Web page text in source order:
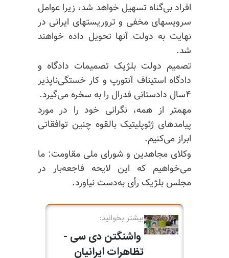
افراد بی‌گناه تسهیل خواهد شد، زیرا عوامل
سرویسهای مخفی و تروریستهای ایرانی در
نهایت به دولت آنها تحویل داده خواهند
شد.
تصمیم دولت بلژیک تصمیمات دادگاه و
دادگاه استیناف آنتورپ و کار خستگی‌ناپذیر
۴سال دادستانی فدرال را به سخره می‌گیرد.
مهمتر از همه، نگرانی خود را در مورد
پیامدهای ژئوپلیتیک بالقوه چنین توافقاتی
ابراز می‌کنیم.
وکلای مجاهدین و شورای ملی مقاومت: ما
می‌خواهیم که این لایحه فاجعه‌بار در
مجلس بلژیک رأی به‌دست نیاورد.